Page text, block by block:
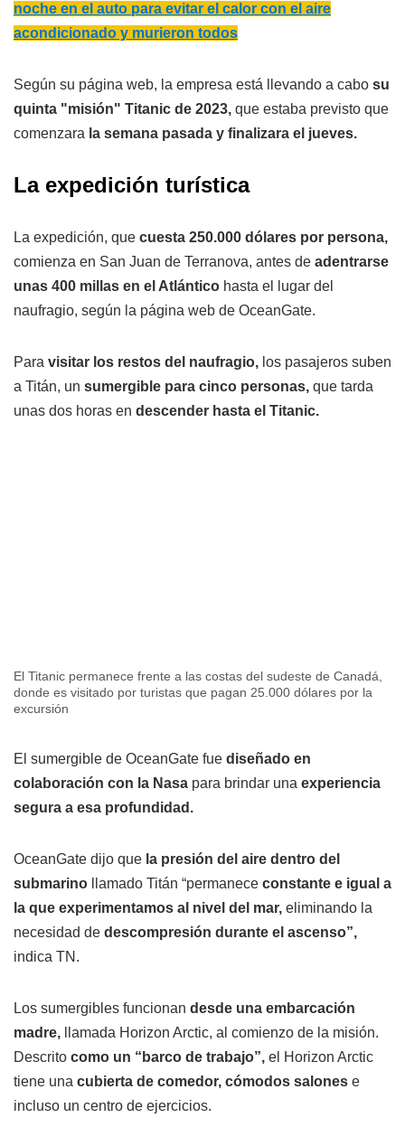
noche en el auto para evitar el calor con el aire
acondicionado y murieron todos
Según su página web, la empresa está llevando a cabo su
quinta "misión" Titanic de 2023, que estaba previsto que
comenzara la semana pasada y finalizara el jueves.
La expedición turística
La expedición, que cuesta 250.000 dólares por persona,
comienza en San Juan de Terranova, antes de adentrarse
unas 400 millas en el Atlántico hasta el lugar del
naufragio, según la página web de OceanGate.
Para visitar los restos del naufragio, los pasajeros suben
a Titán, un sumergible para cinco personas, que tarda
unas dos horas en descender hasta el Titanic.
El Titanic permanece frente a las costas del sudeste de Canadá,
donde es visitado por turistas que pagan 25.000 dólares por la
excursión
El sumergible de OceanGate fue diseñado en
colaboración con la Nasa para brindar una experiencia
segura a esa profundidad.
OceanGate dijo que la presión del aire dentro del
submarino llamado Titán “permanece constante e igual a
la que experimentamos al nivel del mar, eliminando la
necesidad de descompresión durante el ascenso”,
indica TN.
Los sumergibles funcionan desde una embarcación
madre, llamada Horizon Arctic, al comienzo de la misión.
Descrito como un “barco de trabajo”, el Horizon Arctic
tiene una cubierta de comedor, cómodos salones e
incluso un centro de ejercicios.